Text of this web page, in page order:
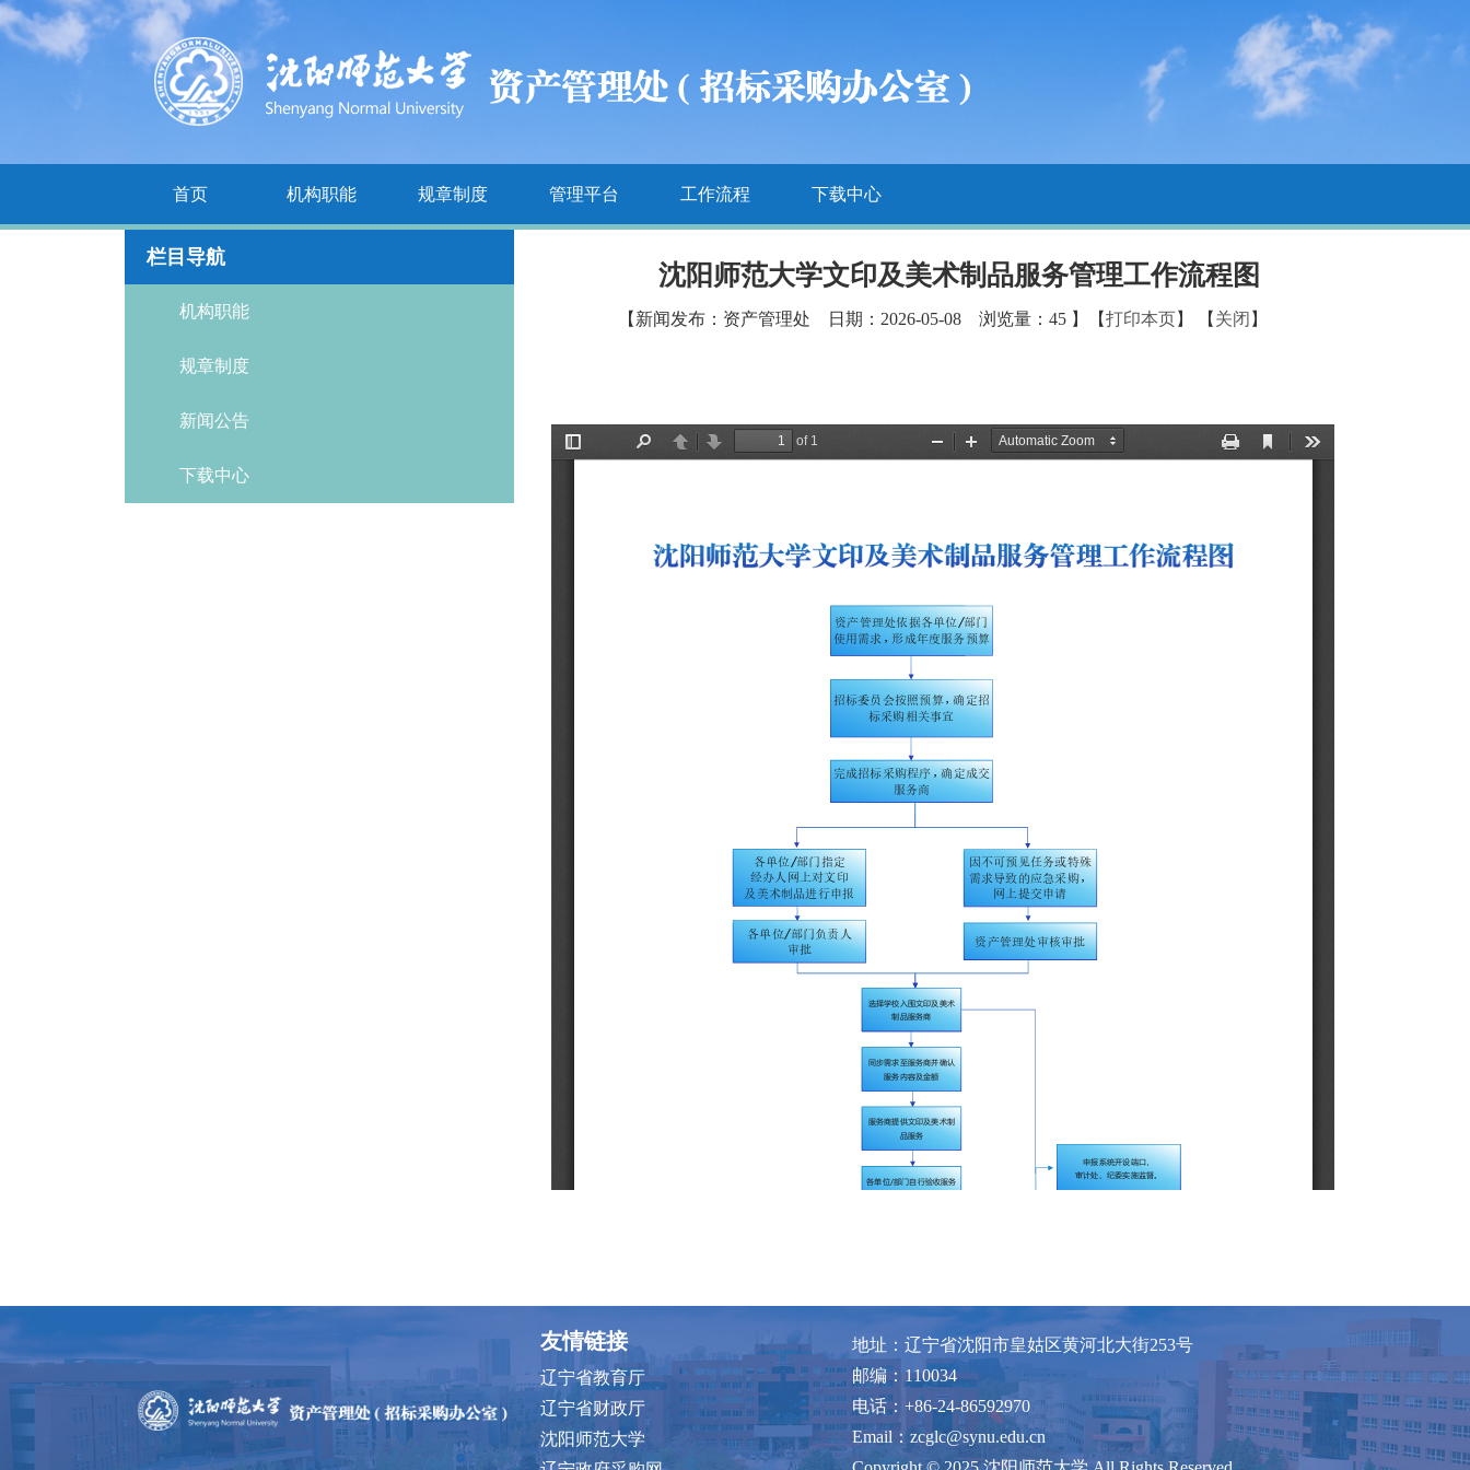
首页 机构职能 规章制度 管理平台 工作流程 下载中心
栏目导航
机构职能
规章制度
新闻公告
下载中心
沈阳师范大学文印及美术制品服务管理工作流程图
【新闻发布：资产管理处 日期：2026-05-08 浏览量： 45 】【打印本页】 【 关闭 】
友情链接
辽宁省教育厅
辽宁省财政厅
沈阳师范大学
地址：辽宁省沈阳市皇姑区黄河北大街253号
邮编：110034
电话：+86-24-86592970
Email：zcglc@synu.edu.cn